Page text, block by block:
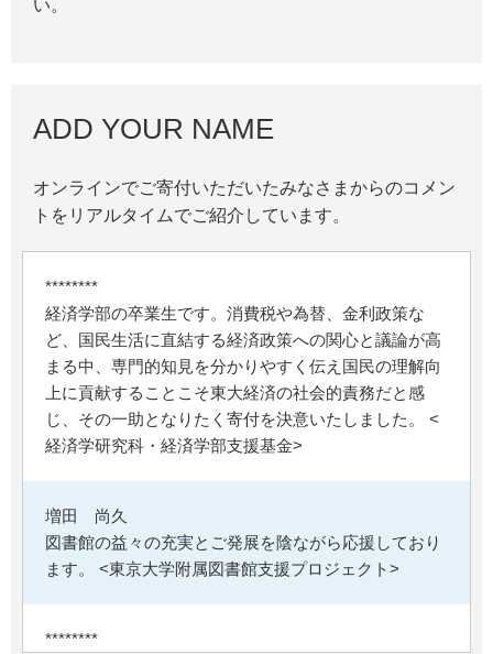
い。
ADD YOUR NAME
オンラインでご寄付いただいたみなさまからのコメン
トをリアルタイムでご紹介しています。
********
経済学部の卒業生です。消費税や為替、金利政策な
ど、国民生活に直結する経済政策への関心と議論が高
まる中、専門的知見を分かりやすく伝え国民の理解向
上に貢献することこそ東大経済の社会的責務だと感
じ、その一助となりたく寄付を決意いたしました。 <
経済学研究科・経済学部支援基金>
増田 尚久
図書館の益々の充実とご発展を陰ながら応援しており
ます。 <東京大学附属図書館支援プロジェクト>
********